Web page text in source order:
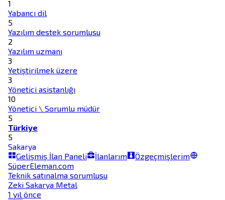
1
Yabancı dil
5
Yazılım destek sorumlusu
2
Yazılım uzmanı
3
Yetiştirilmek üzere
3
Yönetici asistanlığı
10
Yönetici \ Sorumlu müdür
5
Türkiye
5
Sakarya
Gelişmiş İlan Paneli
İlanlarım
Özgeçmişlerim
SüperEleman.com
Teknik satınalma sorumlusu
Zeki Sakarya Metal
1 yıl önce